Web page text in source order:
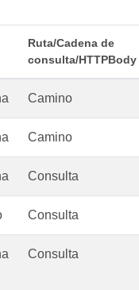
Ruta/Cadena de
consulta/HTTPBody
Camino
Camino
Consulta
Consulta
Consulta